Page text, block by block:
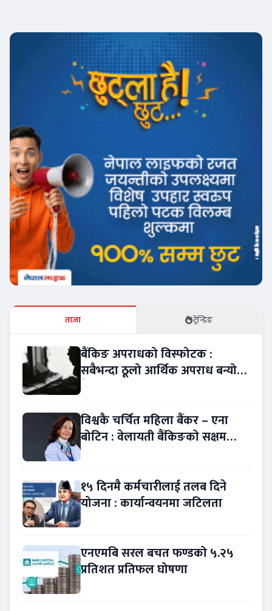
ताजा ट्रेन्डिङ
बैंकिङ अपराधको विस्फोटक :
सबैभन्दा ठूलो आर्थिक अपराध बन्यो
विश्वकै चर्चित महिला बैंकर – एना
बोटिन : वेलायती बैंकिङको सक्षम
१५ दिनमै कर्मचारीलाई तलब दिने
योजना : कार्यान्वयनमा जटिलता
एनएमबि सरल बचत फण्डको ५.२५
प्रतिशत प्रतिफल घोषणा